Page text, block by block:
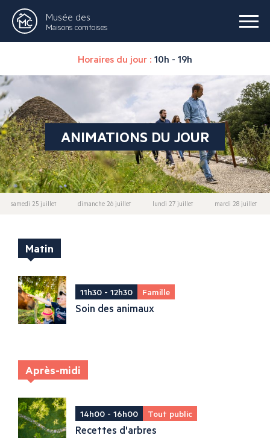
Musée des
Maisons comtoises
Horaires du jour : 10h - 19h
ANIMATIONS DU JOUR
samedi 25 juillet dimanche 26 juillet lundi 27 juillet mardi 28 juillet
Matin
11h30 - 12h30 Famille
Soin des animaux
Après-midi
14h00 - 16h00 Tout public
Recettes d'arbres